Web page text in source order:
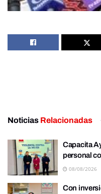
Noticias Relacionadas
Capacita
personal
08/08/2026
Con